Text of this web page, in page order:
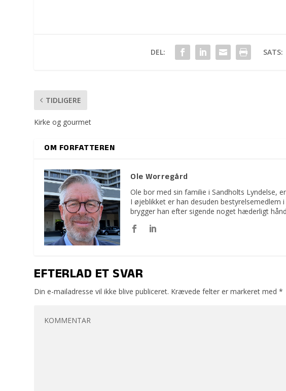
DEL: SATS:
TIDLIGERE
Kirke og gourmet
OM FORFATTEREN
Ole Worregård
Ole bor med sin familie i Sandholts Lyndelse,
I øjeblikket er han desuden bestyrelsemedlem
brygger han efter sigende noget hæderligt
EFTERLAD ET SVAR
Din e-mailadresse vil ikke blive publiceret. Krævede felter er markeret med*